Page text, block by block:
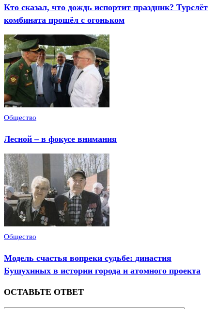
Кто сказал, что дождь испортит праздник? Турслёт
комбината прошёл с огоньком
Общество
Лесной – в фокусе внимания
Общество
Модель счастья вопреки судьбе: династия
Бушухиных в истории города и атомного проекта
ОСТАВЬТЕ ОТВЕТ